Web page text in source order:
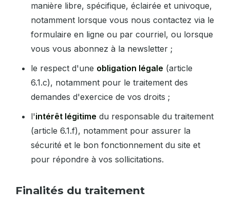
manière libre, spécifique, éclairée et univoque,
notamment lorsque vous nous contactez via le
formulaire en ligne ou par courriel, ou lorsque
vous vous abonnez à la newsletter ;
le respect d'une obligation légale (article
6.1.c), notamment pour le traitement des
demandes d'exercice de vos droits ;
l'intérêt légitime du responsable du traitement
(article 6.1.f), notamment pour assurer la
sécurité et le bon fonctionnement du site et
pour répondre à vos sollicitations.
Finalités du traitement